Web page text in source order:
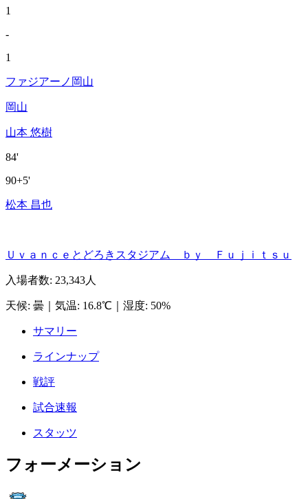
1
-
1
ファジアーノ岡山
岡山
山本 悠樹
84'
90+5'
松本 昌也
Ｕｖａｎｃｅとどろきスタジアム ｂｙ Ｆｕｊｉｔｓｕ
入場者数: 23,343人
天候: 曇 気温: 16.8℃ 湿度: 50%
サマリー
ラインナップ
戦評
試合速報
スタッツ
フォーメーション